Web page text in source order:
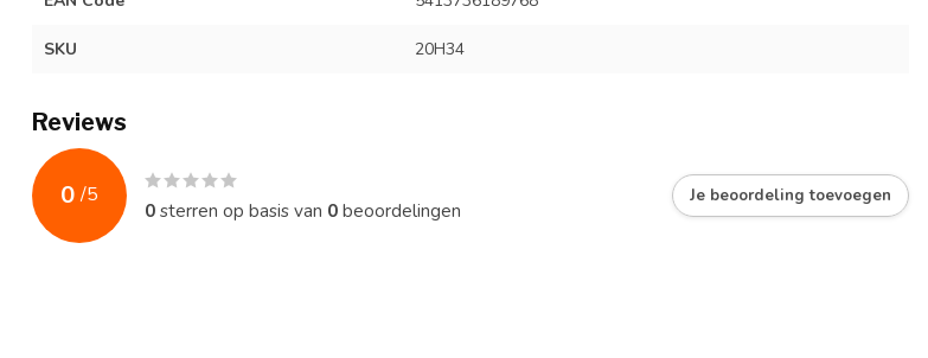
SKU 20H34
Reviews
0 /5
0sterren op basis van 0beoordelingen
Je beoordeling toevoegen